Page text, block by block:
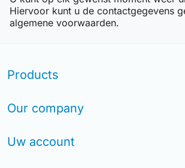
Hiervoor kunt u de contactgegevens
algemene voorwaarden.
Products
Our company
Uw account